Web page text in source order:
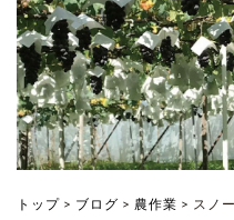
つどい
品
お
トップ > ブログ > 農作業 > スノ